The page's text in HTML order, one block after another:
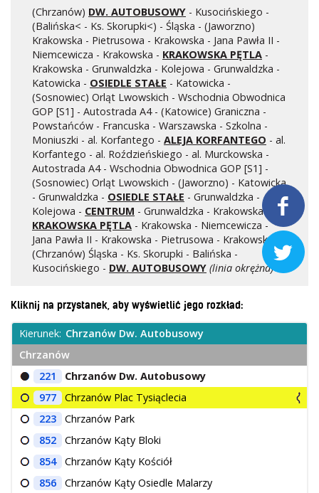


Automaty biletowe
Sprzedaż biletów u kierowców
Jaworznicka Karta Miejska
Open Payment System
Sklep internetowy
Aktualności
Stacja Kontroli Pojazdów
Inne
Centrum Obsługi Klienta
Uwagi i wnioski
(Chrzanów) DW. AUTOBUSOWY - Kusocińskiego -
(Balińska< - Ks. Skorupki<) - Śląska - (Jaworzno)
Krakowska - Pietrusowa - Krakowska - Jana Pawła II -
Niemcewicza - Krakowska - KRAKOWSKA PĘTLA -
Krakowska - Grunwaldzka - Kolejowa - Grunwaldzka -
Katowicka - OSIEDLE STAŁE - Katowicka -
(Sosnowiec) Orląt Lwowskich - Wschodnia Obwodnica
GOP [S1] - Autostrada A4 - (Katowice) Graniczna -
Powstańców - Francuska - Warszawska - Szkolna -
Moniuszki - al. Korfantego - ALEJA KORFANTEGO - al.
Korfantego - al. Roździeńskiego - al. Murckowska -
Autostrada A4 - Wschodnia Obwodnica GOP [S1] -
(Sosnowiec) Orląt Lwowskich - (Jaworzno) - Katowicka
- Grunwaldzka - OSIEDLE STAŁE - Grunwaldzka -
Kolejowa - CENTRUM - Grunwaldzka - Krakowska -
KRAKOWSKA PĘTLA - Krakowska - Niemcewicza -
Jana Pawła II - Krakowska - Pietrusowa - Krakowska -
(Chrzanów) Śląska - Ks. Skorupki - Balińska -
Kusocińskiego - DW. AUTOBUSOWY (linia okrężna)
Kliknij na przystanek, aby wyświetlić jego rozkład:
Kierunek: Chrzanów Dw. Autobusowy
Chrzanów
221
Chrzanów Dw. Autobusowy
977
Chrzanów Plac Tysiąclecia
223
Chrzanów Park
852
Chrzanów Kąty Bloki
854
Chrzanów Kąty Kościół
856
Chrzanów Kąty Osiedle Malarzy